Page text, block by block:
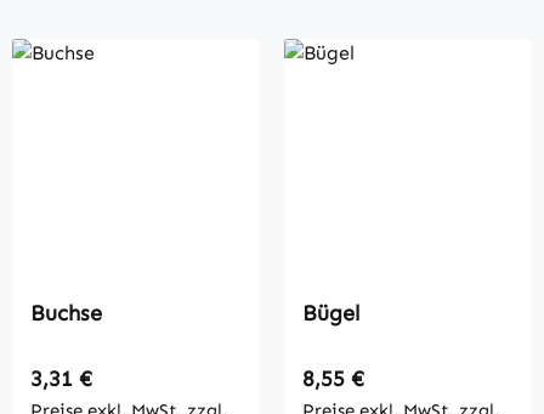
Buchse
Regulärer Preis:
3,31 €
Bügel
Regulärer Preis:
8,55 €